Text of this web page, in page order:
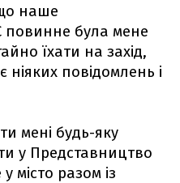
наше
повинне була мене
їхати на захід,
повідомлень і
мені будь-яку
у Представництво
місто разом із